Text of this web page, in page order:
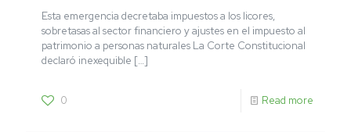
Esta emergencia decretaba impuestos a los licores,
sobretasas al sector financiero y ajustes en el impuesto al
patrimonio a personas naturales La Corte Constitucional
declaró inexequible […]
0 Read more